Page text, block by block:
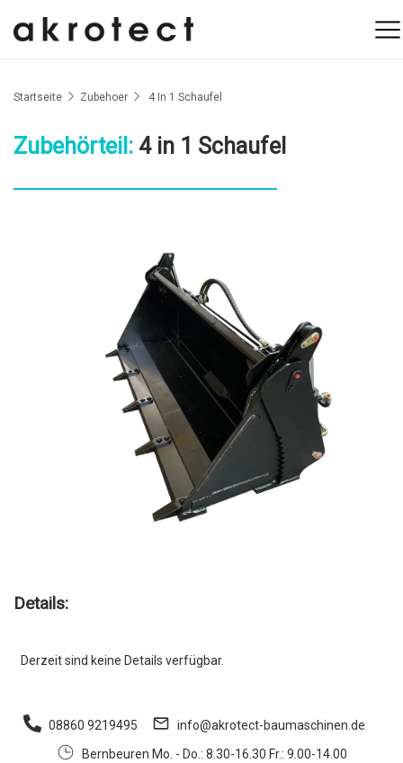
Startseite Zubehoer 4 In 1 Schaufel
Zubehörteil: 4 in 1 Schaufel
Details:
Derzeit sind keine Details verfügbar.
08860 9219495
info@akrotect-baumaschinen.de
Bernbeuren Mo. - Do.: 8.30-16.30 Fr.: 9.00-14.00